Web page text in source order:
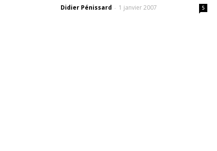
Didier Pénissard - 1 janvier 2007 5